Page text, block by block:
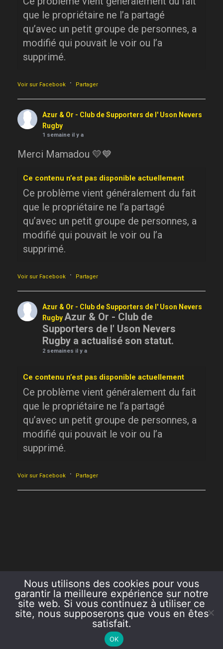
que le propriétaire ne l’a partagé
qu’avec un petit groupe de personnes, a
modifié qui pouvait le voir ou l’a
supprimé.
Voir sur Facebook · Partager
Azur & Or - Club de Supporters de l' Uson Nevers
Rugby
1 semaine il y a
Merci Mamadou 💛💙
Ce contenu n’est pas disponible actuellement
Ce problème vient généralement du fait
que le propriétaire ne l’a partagé
qu’avec un petit groupe de personnes, a
modifié qui pouvait le voir ou l’a
supprimé.
Voir sur Facebook · Partager
Azur & Or - Club de Supporters de l' Uson Nevers
RugbyAzur & Or - Club de
Supporters de l' Uson Nevers
Rugby a actualisé son statut.
2 semaines il y a
Ce contenu n’est pas disponible actuellement
Ce problème vient généralement du fait
que le propriétaire ne l’a partagé
qu’avec un petit groupe de personnes, a
modifié qui pouvait le voir ou l’a
supprimé.
Voir sur Facebook · Partager
COPYRIGHT 2026 AZUR ET OR
Nous utilisons des cookies pour vous
garantir la meilleure expérience sur notre
site web. Si vous continuez à utiliser ce
site, nous supposerons que vous en êtes
satisfait.
OK